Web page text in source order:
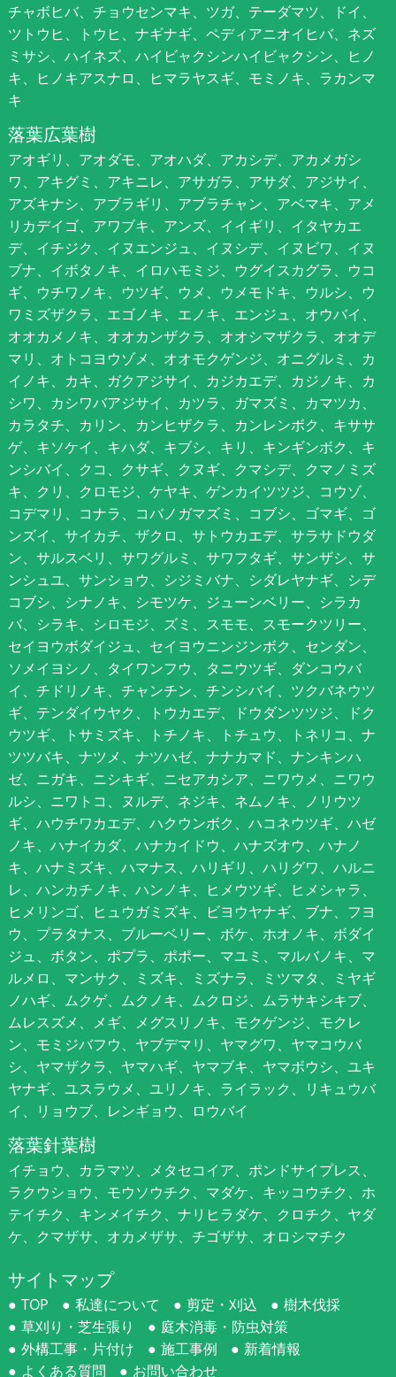
チャボヒバ、チョウセンマキ、ツガ、テーダマツ、ドイ、
ツトウヒ、トウヒ、ナギナギ、ペディアニオイヒバ、ネズ
ミサシ、ハイネズ、ハイビャクシンハイビャクシン、ヒノ
キ、ヒノキアスナロ、ヒマラヤスギ、モミノキ、ラカンマ
キ
落葉広葉樹
アオギリ、アオダモ、アオハダ、アカシデ、アカメガシ
ワ、アキグミ、アキニレ、アサガラ、アサダ、アジサイ、
アズキナシ、アブラギリ、アブラチャン、アベマキ、アメ
リカデイゴ、アワブキ、アンズ、イイギリ、イタヤカエ
デ、イチジク、イヌエンジュ、イヌシデ、イヌビワ、イヌ
ブナ、イボタノキ、イロハモミジ、ウグイスカグラ、ウコ
ギ、ウチワノキ、ウツギ、ウメ、ウメモドキ、ウルシ、ウ
ワミズザクラ、エゴノキ、エノキ、エンジュ、オウバイ、
オオカメノキ、オオカンザクラ、オオシマザクラ、オオデ
マリ、オトコヨウゾメ、オオモクゲンジ、オニグルミ、カ
イノキ、カキ、ガクアジサイ、カジカエデ、カジノキ、カ
シワ、カシワバアジサイ、カツラ、ガマズミ、カマツカ、
カラタチ、カリン、カンヒザクラ、カンレンボク、キササ
ゲ、キソケイ、キハダ、キブシ、キリ、キンギンボク、キ
ンシバイ、クコ、クサギ、クヌギ、クマシデ、クマノミズ
キ、クリ、クロモジ、ケヤキ、ゲンカイツツジ、コウゾ、
コデマリ、コナラ、コバノガマズミ、コブシ、ゴマギ、ゴ
ンズイ、サイカチ、ザクロ、サトウカエデ、サラサドウダ
ン、サルスベリ、サワグルミ、サワフタギ、サンザシ、サ
ンシュユ、サンショウ、シジミバナ、シダレヤナギ、シデ
コブシ、シナノキ、シモツケ、ジューンベリー、シラカ
バ、シラキ、シロモジ、ズミ、スモモ、スモークツリー、
セイヨウボダイジュ、セイヨウニンジンボク、センダン、
ソメイヨシノ、タイワンフウ、タニウツギ、ダンコウバ
イ、チドリノキ、チャンチン、チンシバイ、ツクバネウツ
ギ、テンダイウヤク、トウカエデ、ドウダンツツジ、ドク
ウツギ、トサミズキ、トチノキ、トチュウ、トネリコ、ナ
ツツバキ、ナツメ、ナツハゼ、ナナカマド、ナンキンハ
ゼ、ニガキ、ニシキギ、ニセアカシア、ニワウメ、ニワウ
ルシ、ニワトコ、ヌルデ、ネジキ、ネムノキ、ノリウツ
ギ、ハウチワカエデ、ハクウンボク、ハコネウツギ、ハゼ
ノキ、ハナイカダ、ハナカイドウ、ハナズオウ、ハナノ
キ、ハナミズキ、ハマナス、ハリギリ、ハリグワ、ハルニ
レ、ハンカチノキ、ハンノキ、ヒメウツギ、ヒメシャラ、
ヒメリンゴ、ヒュウガミズキ、ビヨウヤナギ、ブナ、フヨ
ウ、プラタナス、ブルーベリー、ボケ、ホオノキ、ボダイ
ジュ、ボタン、ポプラ、ポポー、マユミ、マルバノキ、マ
ルメロ、マンサク、ミズキ、ミズナラ、ミツマタ、ミヤギ
ノハギ、ムクゲ、ムクノキ、ムクロジ、ムラサキシキブ、
ムレスズメ、メギ、メグスリノキ、モクゲンジ、モクレ
ン、モミジバフウ、ヤブデマリ、ヤマグワ、ヤマコウバ
シ、ヤマザクラ、ヤマハギ、ヤマブキ、ヤマボウシ、ユキ
ヤナギ、ユスラウメ、ユリノキ、ライラック、リキュウバ
イ、リョウブ、レンギョウ、ロウバイ
落葉針葉樹
イチョウ、カラマツ、メタセコイア、ポンドサイプレス、
ラクウショウ、モウソウチク、マダケ、キッコウチク、ホ
テイチク、キンメイチク、ナリヒラダケ、クロチク、ヤダ
ケ、クマザサ、オカメザサ、チゴザサ、オロシマチク
サイトマップ
TOP 私達について 剪定・刈込
樹木伐採
草刈り・芝生張り
庭木消毒・防虫対策
外構工事・片付け
施工事例
新着情報
よくある質問
お問い合わせ